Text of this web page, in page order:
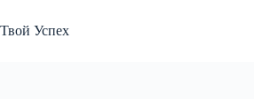
к
сути
Твой Успех